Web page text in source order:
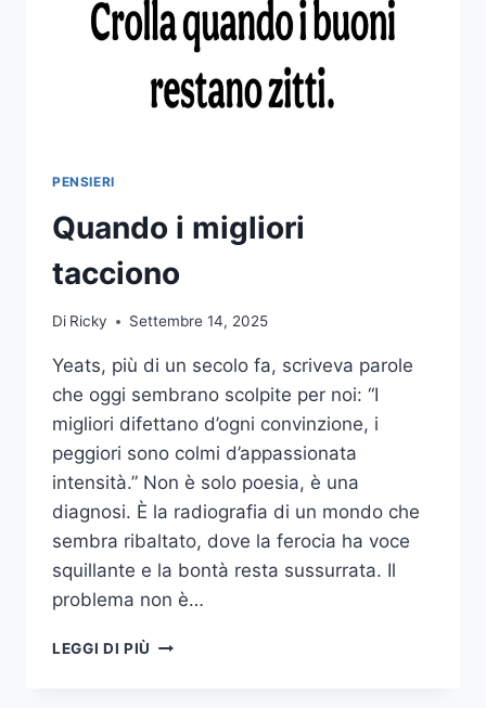
PENSIERI
Quando i migliori
tacciono
Di Ricky Settembre 14, 2025
Yeats, più di un secolo fa, scriveva parole
che oggi sembrano scolpite per noi: “I
migliori difettano d’ogni convinzione, i
peggiori sono colmi d’appassionata
intensità.” Non è solo poesia, è una
diagnosi. È la radiografia di un mondo che
sembra ribaltato, dove la ferocia ha voce
squillante e la bontà resta sussurrata. Il
problema non è…
LEGGI DI PIÙ QUANDO